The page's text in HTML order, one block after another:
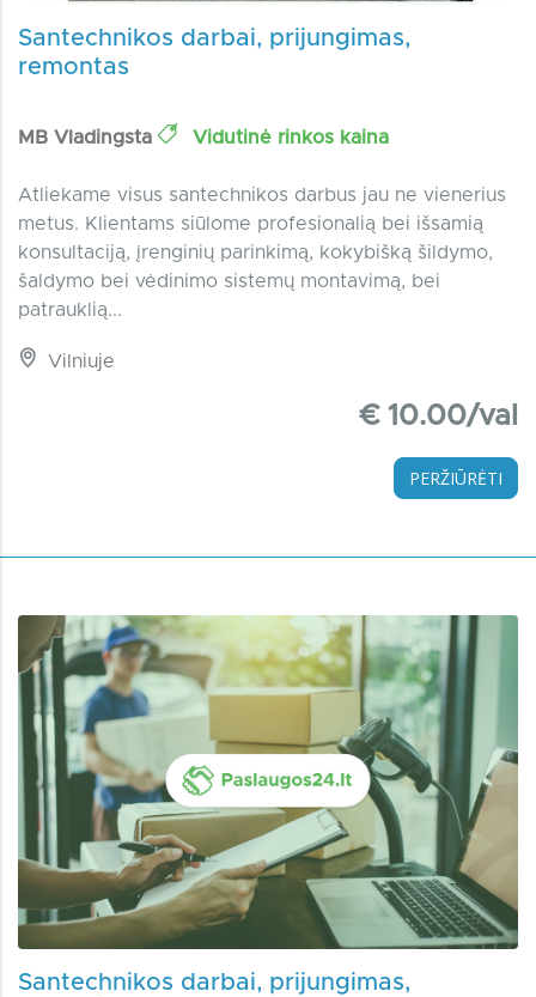
Santechnikos darbai, prijungimas,
remontas
MB Vladingsta Vidutinė rinkos kaina
Atliekame visus santechnikos darbus jau ne vienerius
metus. Klientams siūlome profesionalią bei išsamią
konsultaciją, įrenginių parinkimą, kokybišką šildymo,
šaldymo bei vėdinimo sistemų montavimą, bei
patrauklią...
Vilniuje
€ 10.00/val
PERŽIŪRĖTI
Santechnikos darbai, prijungimas,